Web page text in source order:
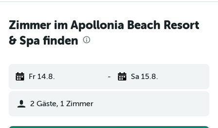
Zimmer im Apollonia Beach Resort
& Spa finden
Fr 14.8. - Sa 15.8.
2 Gäste, 1 Zimmer